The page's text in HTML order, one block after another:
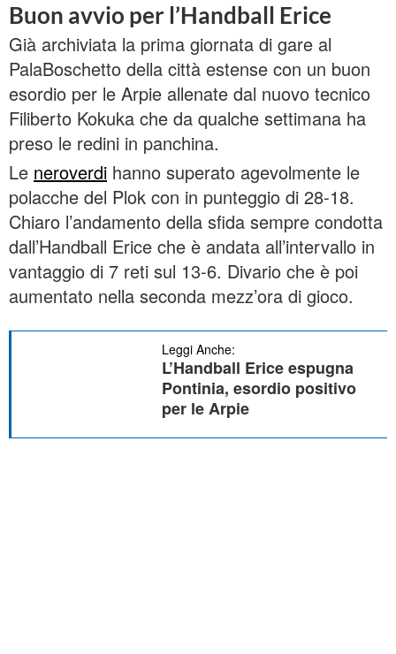
Buon avvio per l’Handball Erice
Già archiviata la prima giornata di gare al
PalaBoschetto della città estense con un buon
esordio per le Arpie allenate dal nuovo tecnico
Filiberto Kokuka che da qualche settimana ha
preso le redini in panchina.
Le neroverdi hanno superato agevolmente le
polacche del Plok con in punteggio di 28-18.
Chiaro l’andamento della sfida sempre condotta
dall’Handball Erice che è andata all’intervallo in
vantaggio di 7 reti sul 13-6. Divario che è poi
aumentato nella seconda mezz’ora di gioco.
Leggi Anche:
L’Handball Erice espugna
Pontinia, esordio positivo
per le Arpie